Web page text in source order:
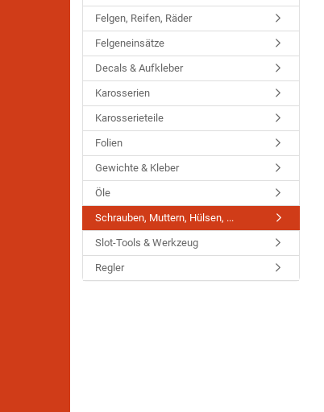
Felgen, Reifen, Räder
Felgeneinsätze
Decals & Aufkleber
Karosserien
Karosserieteile
Folien
Gewichte & Kleber
Öle
Schrauben, Muttern, Hülsen, ...
Slot-Tools & Werkzeug
Regler